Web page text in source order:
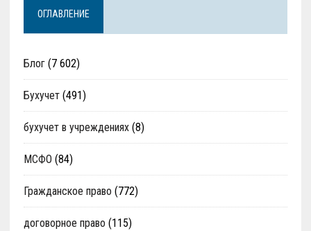
ОГЛАВЛЕНИЕ
Блог(7 602)
Бухучет(491)
бухучет в учреждениях(8)
МСФО (84)
Гражданское право (772)
договорное право (115)